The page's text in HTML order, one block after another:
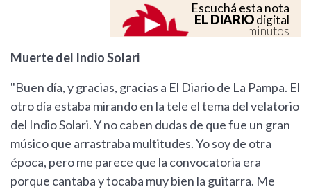
Escuchá esta nota
EL DIARIOdigital
minutos
Muerte del Indio Solari
"Buen día, y gracias, gracias a El Diario de La Pampa. El
otro día estaba mirando en la tele el tema del velatorio
del Indio Solari. Y no caben dudas de que fue un gran
músico que arrastraba multitudes. Yo soy de otra
época, pero me parece que la convocatoria era
porque cantaba y tocaba muy bien la guitarra. Me